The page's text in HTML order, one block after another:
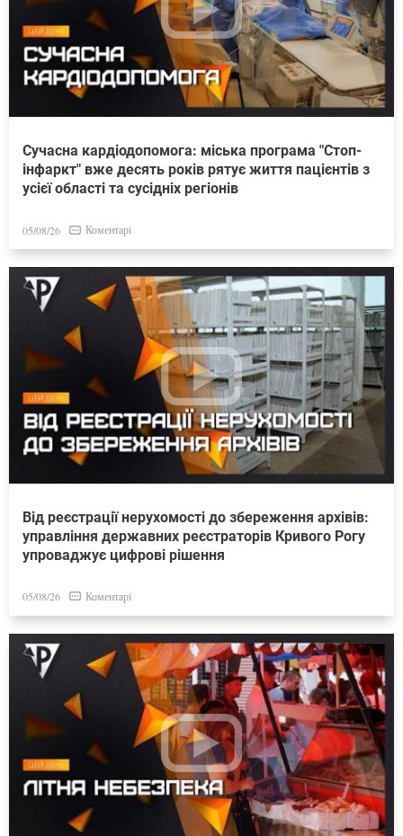
Сучасна кардіодопомога: міська програма "Стоп-
інфаркт" вже десять років рятує життя пацієнтів з
усієї області та сусідніх регіонів
05/08/26 Коментарі
Від реєстрації нерухомості до збереження архівів:
управління державних реєстраторів Кривого Рогу
упроваджує цифрові рішення
05/08/26 Коментарі